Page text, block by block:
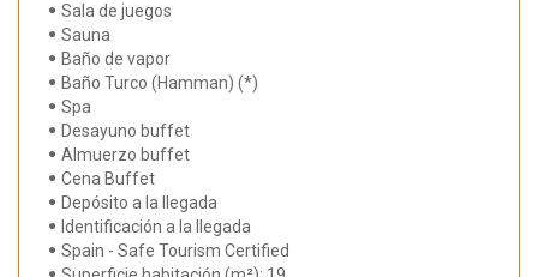
Sala de juegos
Sauna
Baño de vapor
Baño Turco (Hamman) (*)
Spa
Desayuno buffet
Almuerzo buffet
Cena Buffet
Depósito a la llegada
Identificación a la llegada
Spain - Safe Tourism Certified